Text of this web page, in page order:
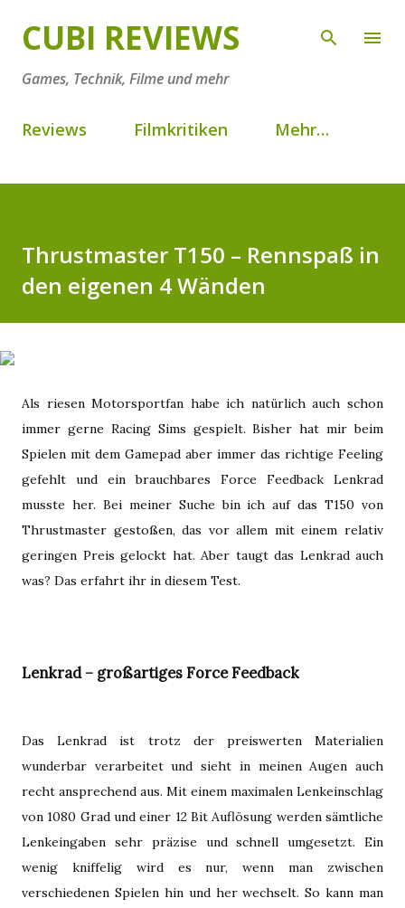
Direkt zum Hauptbereich
CUBI REVIEWS
Games, Technik, Filme und mehr
Reviews Filmkritiken Mehr…
Thrustmaster T150 – Rennspaß in
den eigenen 4 Wänden
Als riesen Motorsportfan habe ich natürlich auch schon
immer gerne Racing Sims gespielt. Bisher hat mir beim
Spielen mit dem Gamepad aber immer das richtige Feeling
gefehlt und ein brauchbares Force Feedback Lenkrad
musste her. Bei meiner Suche bin ich auf das T150 von
Thrustmaster gestoßen, das vor allem mit einem relativ
geringen Preis gelockt hat. Aber taugt das Lenkrad auch
was? Das erfahrt ihr in diesem Test.
Lenkrad – großartiges Force Feedback
Das Lenkrad ist trotz der preiswerten Materialien
wunderbar verarbeitet und sieht in meinen Augen auch
recht ansprechend aus. Mit einem maximalen Lenkeinschlag
von 1080 Grad und einer 12 Bit Auflösung werden sämtliche
Lenkeingaben sehr präzise und schnell umgesetzt. Ein
wenig kniffelig wird es nur, wenn man zwischen
verschiedenen Spielen hin und her wechselt. So kann man